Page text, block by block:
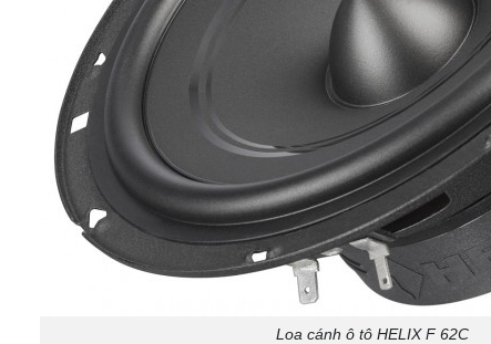
Loa cánh ô tô HELIX F 62C